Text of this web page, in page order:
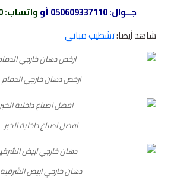
جــوال:050609337110 أوواتساب: 050609337110
شاهد أيضا:تشطيب مباني
ارخص دهان خارجي الدمام
افضل اصباغ داخلية الخبر
دهان خارجي ابيض الشرقية